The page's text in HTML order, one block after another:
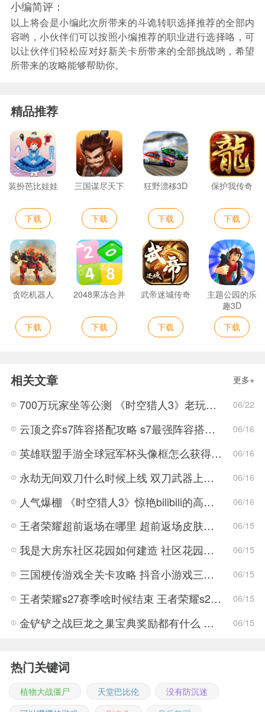
小编简评：
以上将会是小编此次所带来的斗诡转职选择推荐的全部内
容哟，小伙伴们可以按照小编推荐的职业进行选择咯，可
以让伙伴们轻松应对好新关卡所带来的全部挑战哟，希望
所带来的攻略能够帮助你。
精品推荐
装扮芭比娃娃
下载
三国谋尽天下
下载
狂野漂移3D
下载
保护我传奇
下载
贪吃机器人
下载
2048果冻合并
下载
武帝迷城传奇
下载
主题公园的乐
趣3D
下载
相关文章 更多+
700万玩家坐等公测 《时空猎人3》老玩家加速回归! 06/22
云顶之弈s7阵容搭配攻略 s7最强阵容搭配组成大全最新 06/16
英雄联盟手游全球冠军杯头像框怎么获得 LOL手游2022全球冠军杯头像框领取活动 06/16
永劫无间双刀什么时候上线 双刀武器上线时间说明与分享 06/16
人气爆棚 《时空猎人3》惊艳bilibili的高能游戏展发布会 06/16
王者荣耀超前返场在哪里 超前返场皮肤介绍与活动一览 06/15
我是大房东社区花园如何建造 社区花园建造有什么条件 06/15
三国梗传游戏全关卡攻略 抖音小游戏三国梗传全结局一览 06/15
王者荣耀s27赛季啥时候结束 王者荣耀s27结束时间 06/15
金铲铲之战巨龙之巢宝典奖励都有什么 金铲铲之战巨龙之巢宝典奖励抢先看 06/15
热门关键词
植物大战僵尸 天堂巴比伦
没有防沉迷